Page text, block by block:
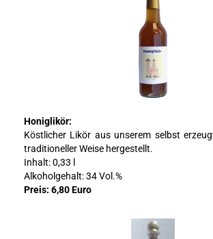
Honiglikör:
Köstlicher Likör aus unserem selbst
traditioneller Weise hergestellt.
Inhalt: 0,33 l
Alkoholgehalt: 34 Vol.%
Preis: 6,80 Euro